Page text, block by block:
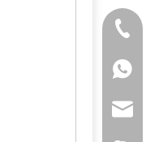
+86-25-
+86-20-
+86-25-
+86-